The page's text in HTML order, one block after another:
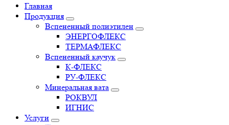
Главная
Продукция
Вспененный полиэтилен
ЭНЕРГОФЛЕКС
ТЕРМАФЛЕКС
Вспененный каучук
К-ФЛЕКС
РУ-ФЛЕКС
Минеральная вата
РОКВУЛ
ИГНИС
Услуги